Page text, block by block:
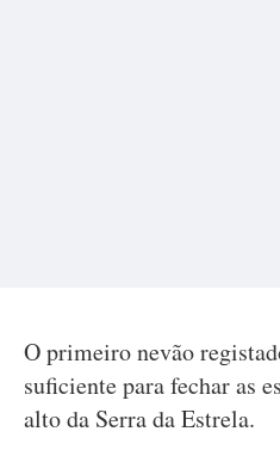
O primeiro nevão
suficiente para fechar as
alto da Serra da Estrela.